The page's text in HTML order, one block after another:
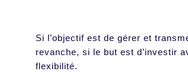
Si l’objectif est de gérer et
revanche, si le but est d’investir
flexibilité.